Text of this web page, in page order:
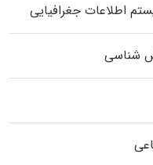
اطلاعات جغرافیایی
شناسی